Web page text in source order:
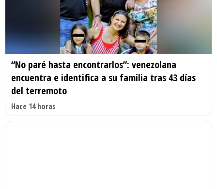
“No paré hasta encontrarlos”: venezolana
encuentra e identifica a su familia tras 43 días
del terremoto
Hace 14 horas